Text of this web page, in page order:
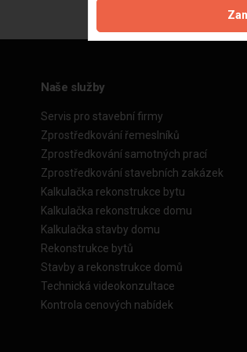
Naše služby
Servis pro stavební firmy
Zprostředkování řemeslníků
Zprostředkování samotných prací
Zprostředkování stavebních zakázek
Kalkulačka rekonstrukce bytu
Kalkulačka rekonstrukce domu
Kalkulačka stavby domu
Rekonstrukce bytů
Stavby a rekonstrukce domů
Technická videokonzultace
Kontrola cenových nabídek